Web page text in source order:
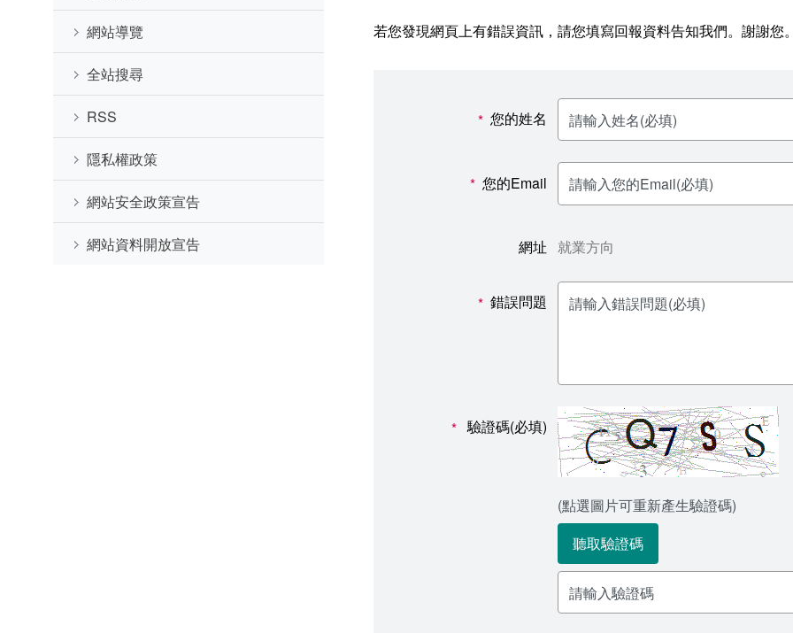
網站導覽
全站搜尋
RSS
隱私權政策
網站安全政策宣告
網站資料開放宣告
若您發現網頁上有錯誤資訊，請您填寫回報資料告知我們。謝謝您
* 您的姓名
* 您的Email
網址 就業方向
* 錯誤問題
* 驗證碼(必填)
(點選圖片可重新產生驗證碼)
聽取驗證碼